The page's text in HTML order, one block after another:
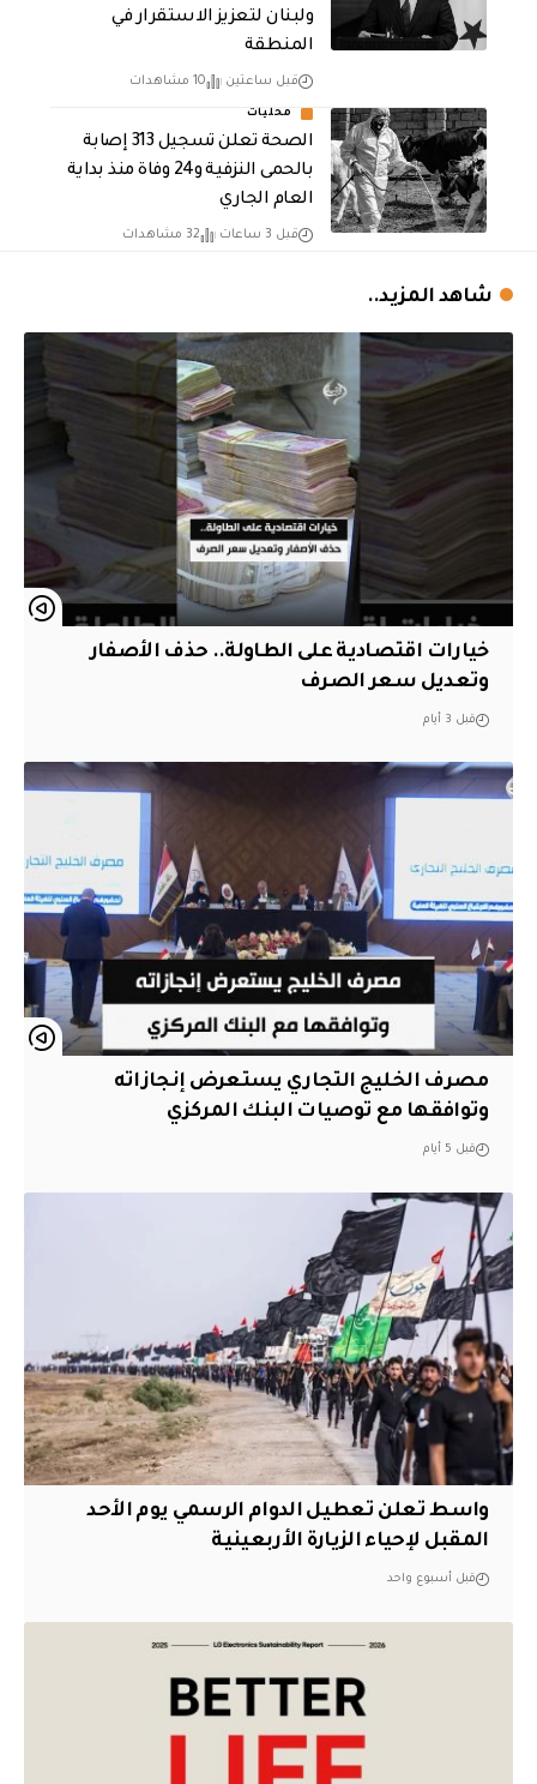
ولبنان لتعزيز الاستقرار في
المنطقة
قبل ساعتين 10 مشاهدات
محليات
الصحة تعلن تسجيل 313 إصابة
بالحمى النزفية و24 وفاة منذ بداية
العام الجاري
قبل 3 ساعات 32 مشاهدات
شاهد المزيد..
خيارات اقتصادية على الطاولة.. حذف الأصفار
وتعديل سعر الصرف
قبل 3 أيام
مصرف الخليج التجاري يستعرض إنجازاته
وتوافقها مع توصيات البنك المركزي
قبل 5 أيام
واسط تعلن تعطيل الدوام الرسمي يوم الأحد
المقبل لإحياء الزيارة الأربعينية
قبل أسبوع واحد